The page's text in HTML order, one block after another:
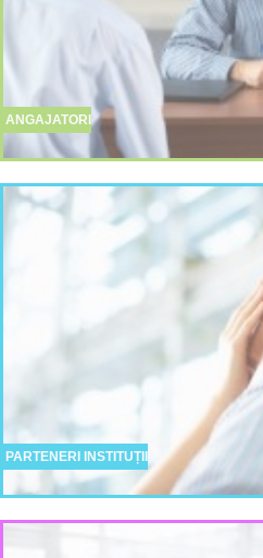
ANGAJATORI
PARTENERI INSTITUȚII